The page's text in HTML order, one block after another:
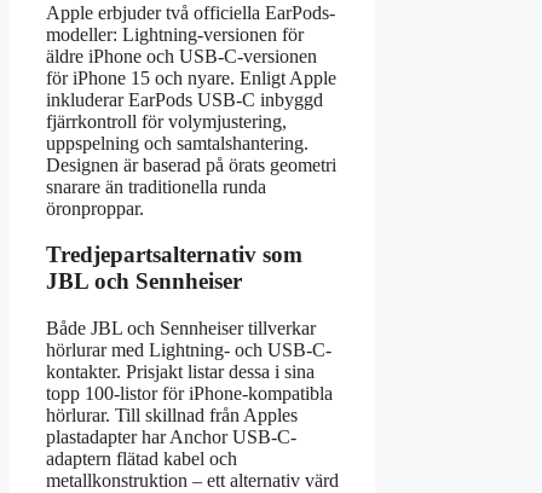
Apple erbjuder två officiella EarPods-
modeller: Lightning-versionen för
äldre iPhone och USB-C-versionen
för iPhone 15 och nyare. Enligt Apple
inkluderar EarPods USB-C inbyggd
fjärrkontroll för volymjustering,
uppspelning och samtalshantering.
Designen är baserad på örats geometri
snarare än traditionella runda
öronproppar.
Tredjepartsalternativ som
JBL och Sennheiser
Både JBL och Sennheiser tillverkar
hörlurar med Lightning- och USB-C-
kontakter. Prisjakt listar dessa i sina
topp 100-listor för iPhone-kompatibla
hörlurar. Till skillnad från Apples
plastadapter har Anchor USB-C-
adaptern flätad kabel och
metallkonstruktion – ett alternativ värd